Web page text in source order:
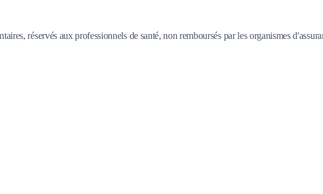
réservés aux professionnels de santé, non remboursés par les organismes